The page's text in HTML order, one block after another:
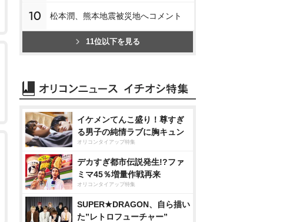
10 松本潤、熊本地震被災地へコメント
11位以下を見る
イケメンてんこ盛り！尊すぎ
る男子の純情ラブに胸キュン
オリコンタイアップ特集
デカすぎ都市伝説発生!?ファ
ミマ45％増量作戦再来
オリコンタイアップ特集
SUPER★DRAGON、自ら描い
た”レトロフューチャー”